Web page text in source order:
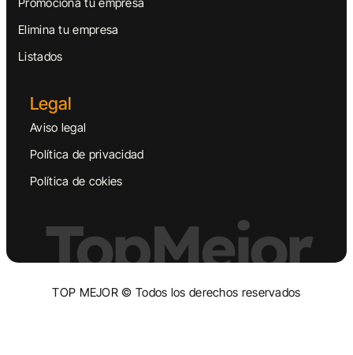
Elimina tu empresa
Listados
Legal
Aviso legal
Política de privacidad
Política de cokies
TopMejor
TOP MEJOR © Todos los derechos reservados